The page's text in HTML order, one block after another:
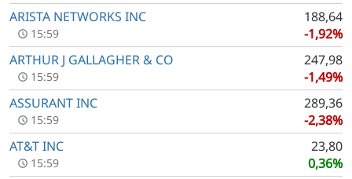
ARISTA NETWORKS INC
188,64
-1,92%
15:59
ARTHUR J GALLAGHER & CO
247,98
-1,49%
15:59
ASSURANT INC
289,36
-2,38%
15:59
AT&T INC
23,80
0,36%
15:59